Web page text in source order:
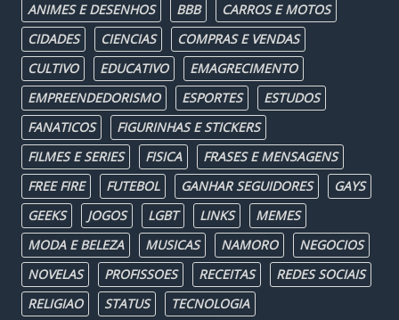
ANIMES E DESENHOS
BBB
CARROS E MOTOS
CIDADES
CIENCIAS
COMPRAS E VENDAS
CULTIVO
EDUCATIVO
EMAGRECIMENTO
EMPREENDEDORISMO
ESPORTES
ESTUDOS
FANATICOS
FIGURINHAS E STICKERS
FILMES E SERIES
FISICA
FRASES E MENSAGENS
FREE FIRE
FUTEBOL GANHAR SEGUIDORES
GAYS
GEEKS
JOGOS LGBT LINKS
MEMES
MODA E BELEZA
MUSICAS NAMORO
NEGOCIOS
NOVELAS
PROFISSOES RECEITAS
REDES SOCIAIS
RELIGIAO
STATUS
TECNOLOGIA